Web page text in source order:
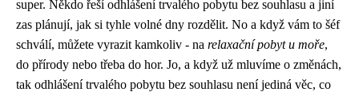
super. Někdo řeší odhlášení trvalého pobytu bez souhlasu a jiní
zas plánují, jak si tyhle volné dny rozdělit. No a když vám to šéf
schválí, můžete vyrazit kamkoliv - na relaxační pobyt u moře,
do přírody nebo třeba do hor. Jo, a když už mluvíme o změnách,
tak odhlášení trvalého pobytu bez souhlasu není jediná věc, co